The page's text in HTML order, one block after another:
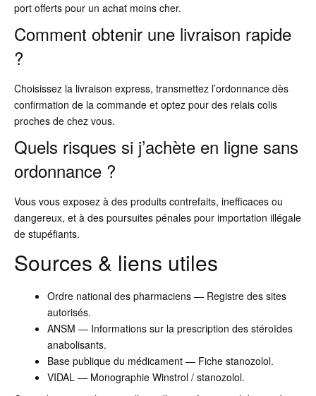
port offerts pour un achat moins cher.
Comment obtenir une livraison rapide
?
Choisissez la livraison express, transmettez l’ordonnance dès
confirmation de la commande et optez pour des relais colis
proches de chez vous.
Quels risques si j’achète en ligne sans
ordonnance ?
Vous vous exposez à des produits contrefaits, inefficaces ou
dangereux, et à des poursuites pénales pour importation illégale
de stupéfiants.
Sources & liens utiles
Ordre national des pharmaciens — Registre des sites
autorisés.
ANSM — Informations sur la prescription des stéroïdes
anabolisants.
Base publique du médicament — Fiche stanozolol.
VIDAL — Monographie Winstrol / stanozolol.